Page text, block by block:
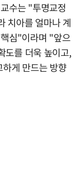
수는 "투명교정
치아를 얼마나 계
심"이라며 "앞으
도를 더욱 높이고,
게 만드는 방향